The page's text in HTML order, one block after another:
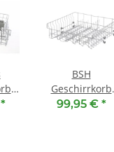
-
*
BSH
Geschirrkorb
oben 00207799 -
99,95 € *